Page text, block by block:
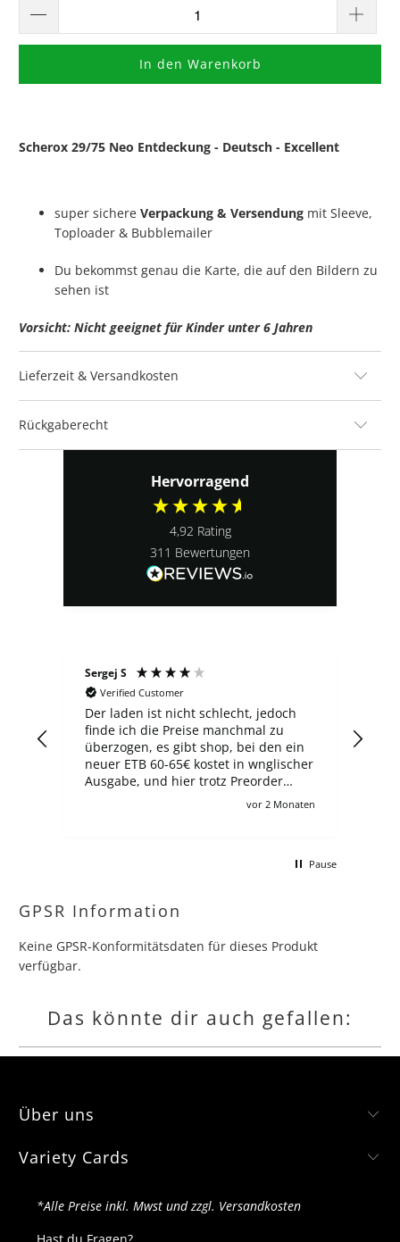
In den Warenkorb
Scherox 29/75 Neo Entdeckung - Deutsch - Excellent
super sichere Verpackung & Versendung mit Sleeve,
Toploader & Bubblemailer
Du bekommst genau die Karte, die auf den Bildern zu
sehen ist
Vorsicht: Nicht geeignet für Kinder unter 6 Jahren
Lieferzeit & Versandkosten
Rückgaberecht
Hervorragend
4,92 Rating
311 Bewertungen
Sergej S
Verified Customer
Der laden ist nicht schlecht, jedoch
finde ich die Preise manchmal zu
überzogen, es gibt shop, bei den ein
neuer ETB 60-65€ kostet in wnglischer
Ausgabe, und hier trotz Preorder
vor 2 Monaten
Pause
GPSR Information
Keine GPSR-Konformitätsdaten für dieses Produkt
verfügbar.
Das könnte dir auch gefallen:
Über uns
Variety Cards
*Alle Preise inkl. Mwst und zzgl. Versandkosten